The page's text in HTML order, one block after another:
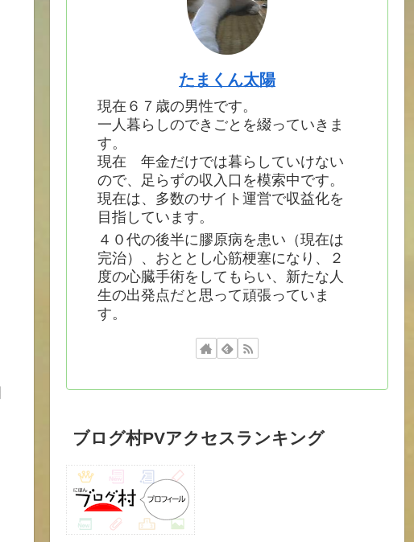
たまくん太陽
現在６７歳の男性です。
一人暮らしのできごとを綴っていきま
す。
現在 年金だけでは暮らしていけない
ので、足らずの収入口を模索中です。
現在は、多数のサイト運営で収益化を
目指しています。
４０代の後半に膠原病を患い（現在は
完治）、おととし心筋梗塞になり、２
度の心臓手術をしてもらい、新たな人
生の出発点だと思って頑張っていま
す。
ブログ村PVアクセスランキング